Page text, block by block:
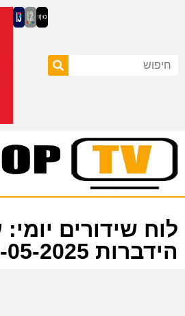
לוח שידורים יומי:
הידברות 15-05-2025